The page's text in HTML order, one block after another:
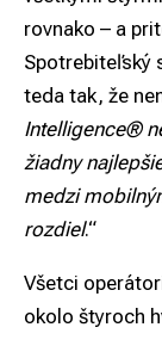
rovnako – a
Spotrebiteľský
teda tak, že
Intelligence®
žiadny
medzi
rozdiel.“
Všetci
okolo štyroch